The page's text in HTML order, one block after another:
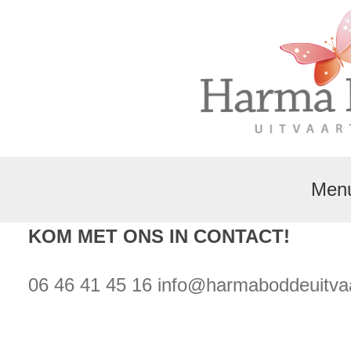
KOM MET ONS IN CONTACT!
06 46 41 45 16